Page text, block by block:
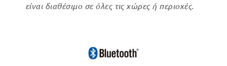
είναι διαθέσιμο σε όλες τις χώρες ή περιοχές.